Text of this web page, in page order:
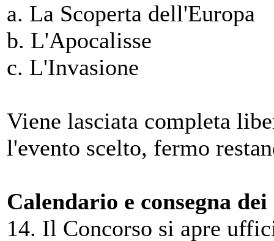
a. La Scoperta dell'Europa
b. L'Apocalisse
c. L'Invasione
Viene lasciata completa
l'evento scelto, fermo
Calendario e consegna
14. Il Concorso si apre